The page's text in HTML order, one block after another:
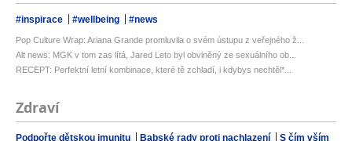
#inspirace #wellbeing #news
Pop Culture Wrap: Ariana Grande promluvila o svém ústupu z veřejného ž...
Alt news: MGK v tom zas lítá, Jared Leto byl obviněný ze sexuálního ob...
RECEPT: Perfektní letní kombinace, které tě zchladí, i kdybys nechtěl*...
Zdraví
Podpořte dětskou imunitu Babské rady proti nachlazení
S čím vším